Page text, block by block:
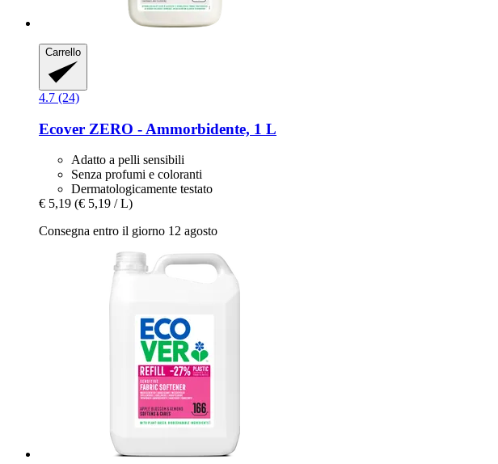
Carrello
4.7 (24)
Ecover ZERO -​ Ammorbidente, 1 L
Adatto a pelli sensibili
Senza profumi e coloranti
Dermatologicamente testato
€ 5,19 (€ 5,19 / L)
Consegna entro il giorno 12 agosto